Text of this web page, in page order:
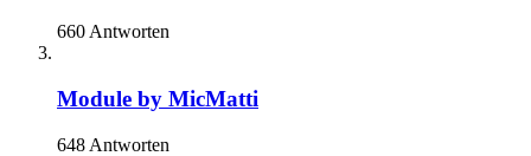
660 Antworten
Module by MicMatti
648 Antworten